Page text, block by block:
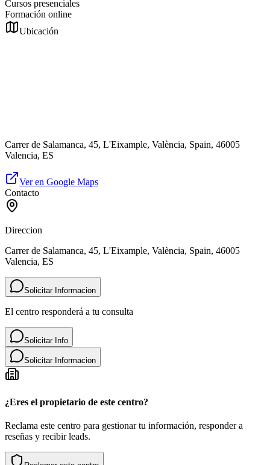
Cursos presenciales
Formación online
Ubicación
Carrer de Salamanca, 45, L'Eixample, València, Spain, 46005
Valencia, ES
Ver en Google Maps
Contacto
Direccion
Carrer de Salamanca, 45, L'Eixample, València, Spain, 46005
Valencia, ES
Solicitar Informacion
El centro responderá a tu consulta
Solicitar Info
Solicitar Informacion
¿Eres el propietario de este centro?
Reclama este centro para gestionar tu información, responder a
reseñas y recibir leads.